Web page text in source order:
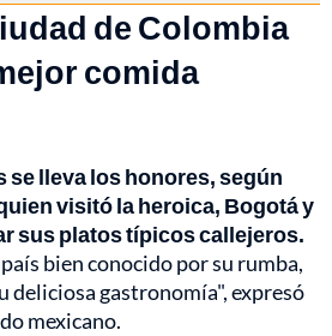
de Colombia
comida
se lleva los honores, según
visitó la heroica, Bogotá y
sus platos típicos callejeros.
bien conocido por su rumba,
deliciosa gastronomía", expresó
mexicano.